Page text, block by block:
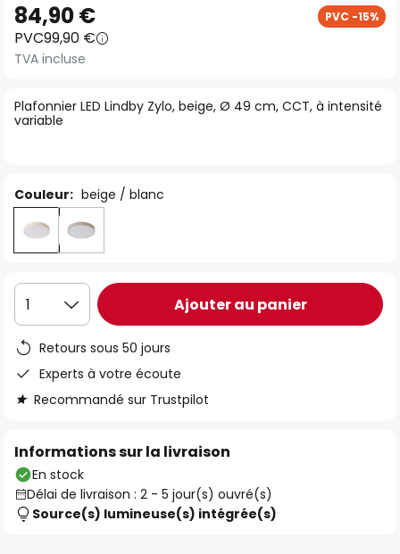
to
the
beginning
the
images
Plafonnier LED Lindby Zylo, beige, Ø 49 cm, CCT, à intensité
variable
84,90 € PVC -15%
PVC99,90 €
TVA incluse
Couleur: beige / blanc
1 Ajouter au panier
Retours sous 50 jours
Experts à votre écoute
Recommandé sur Trustpilot
Informations sur la livraison
En stock
Délai de livraison : 2 - 5 jour(s) ouvré(s)
Source(s) lumineuse(s) intégrée(s)